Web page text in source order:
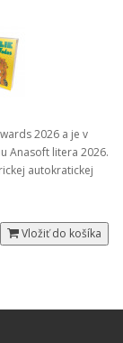
2026 a je v
Anasoft litera 2026.
autokratickej
Vložiť do košíka